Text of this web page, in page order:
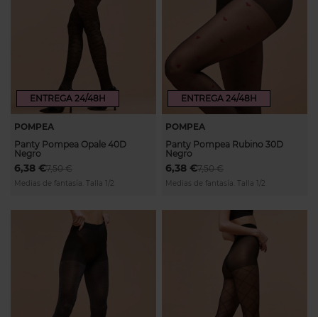
ENTREGA 24/48H
POMPEA
Panty Pompea Opale 40D
Negro
7,50 €
6,38 €
Medias de fantasía. Talla 1/2
ENTREGA 24/48H
POMPEA
Panty Pompea Rubino 30D
Negro
7,50 €
6,38 €
Medias de fantasía. Talla 1/2